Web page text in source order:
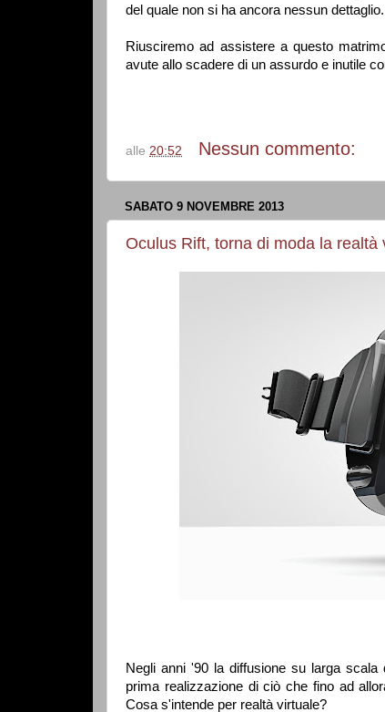
del quale non si ha ancora nessun dettaglio.
Riusciremo ad assistere a questo
avute allo scadere di un assurdo e inutile
alle 20:52 Nessun commento:
SABATO 9 NOVEMBRE 2013
Oculus Rift, torna di moda la realtà
Negli anni '90 la diffusione su larga
prima realizzazione di ciò che fino ad
Cosa s'intende per realtà virtuale?